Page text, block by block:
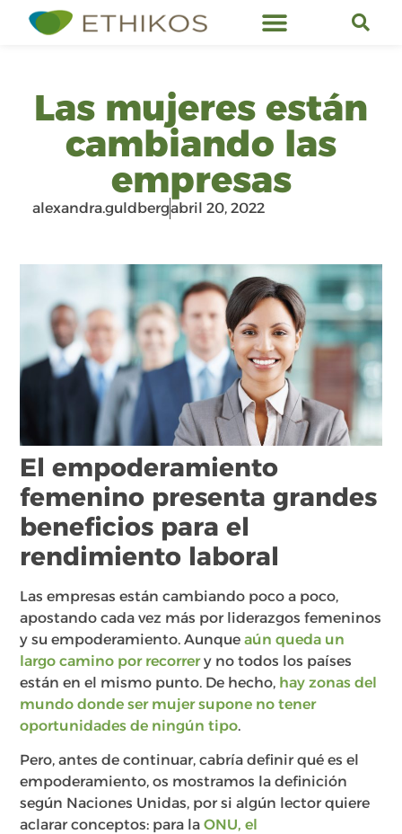
Las mujeres están
cambiando las
empresas
alexandra.guldbergabril 20, 2022
El empoderamiento
femenino presenta grandes
beneficios para el
rendimiento laboral
Las empresas están cambiando poco a poco,
apostando cada vez más por liderazgos femeninos
y su empoderamiento. Aunqueaún queda un
largo camino por recorrery no todos los países
están en el mismo punto. De hecho, hay zonas del
mundo donde ser mujer supone no tener
oportunidades de ningún tipo.
Pero, antes de continuar, cabría definir qué es el
empoderamiento, os mostramos la definición
según Naciones Unidas, por si algún lector quiere
aclarar conceptos: para laONU, el